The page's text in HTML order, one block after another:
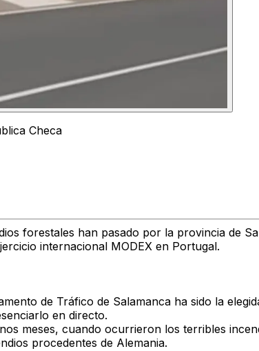
Checa
forestales han pasado por la provincia de
internacional MODEX en Portugal.
de Tráfico de Salamanca ha sido la
en directo.
meses, cuando ocurrieron los terribles
procedentes de Alemania.